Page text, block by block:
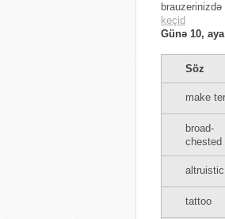
keçid
Günə 10,
Söz
make
broad-
chested
altruistic
tattoo